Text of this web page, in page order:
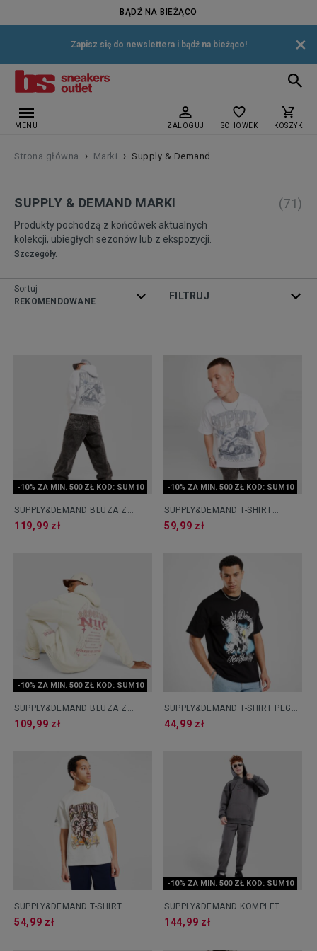
BĄDŹ NA BIEŻĄCO
Zapisz się do newslettera i bądź na bieżąco! ×
MENU ZALOGUJ SCHOWEK KOSZYK
Strona główna › Marki › Supply & Demand
SUPPLY & DEMAND MARKI
Produkty pochodzą z końcówek aktualnych
kolekcji, ubiegłych sezonów lub z ekspozycji.
Szczegóły.
(71)
ROZWIŃ FILTRY
Sortuj
REKOMENDOWANE
-10% ZA MIN. 500 ZŁ KOD: SUM10
SUPPLY&DEMAND BLUZA Z
KAPTUREM OCEAN HD WHT-WHT
119,99 zł
-10% ZA MIN. 500 ZŁ KOD: SUM10
SUPPLY&DEMAND T-SHIRT
OCEAN
59,99 zł
-10% ZA MIN. 500 ZŁ KOD: SUM10
SUPPLY&DEMAND BLUZA Z
KAPTUREM MEGA
109,99 zł
SUPPLY&DEMAND T-SHIRT PEGS
TEE
44,99 zł
SUPPLY&DEMAND T-SHIRT
CASEY
54,99 zł
-10% ZA MIN. 500 ZŁ KOD: SUM10
SUPPLY&DEMAND KOMPLET
BLUZA&SPODNIE KENZOR
144,99 zł